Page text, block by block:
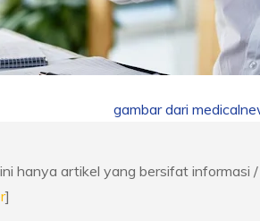
gambar dari
hanya artikel yang bersifat informasi
]